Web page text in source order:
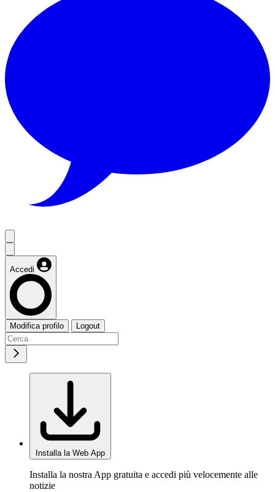
Accedi
Modifica profilo Logout
Installa la Web App
Installa la nostra App gratuita e accedi più velocemente alle
notizie